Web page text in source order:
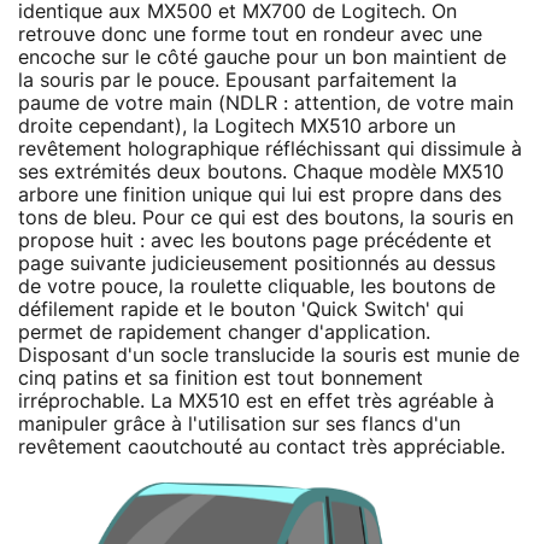
identique aux MX500 et MX700 de Logitech. On
retrouve donc une forme tout en rondeur avec une
encoche sur le côté gauche pour un bon maintient de
la souris par le pouce. Epousant parfaitement la
paume de votre main (NDLR : attention, de votre main
droite cependant), la Logitech MX510 arbore un
revêtement holographique réfléchissant qui dissimule à
ses extrémités deux boutons. Chaque modèle MX510
arbore une finition unique qui lui est propre dans des
tons de bleu. Pour ce qui est des boutons, la souris en
propose huit : avec les boutons page précédente et
page suivante judicieusement positionnés au dessus
de votre pouce, la roulette cliquable, les boutons de
défilement rapide et le bouton 'Quick Switch' qui
permet de rapidement changer d'application.
Disposant d'un socle translucide la souris est munie de
cinq patins et sa finition est tout bonnement
irréprochable. La MX510 est en effet très agréable à
manipuler grâce à l'utilisation sur ses flancs d'un
revêtement caoutchouté au contact très appréciable.